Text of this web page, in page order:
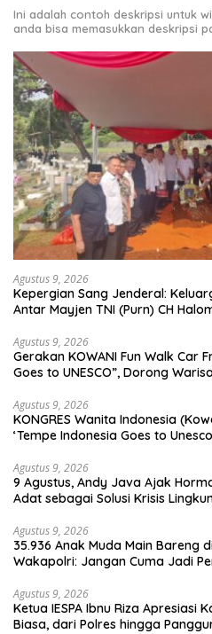
Ini adalah contoh deskripsi untuk
anda bisa memasukkan deskripsi
Agustus 9, 2026
Kepergian Sang Jenderal:
Antar Mayjen TNI (Purn) CH
Agustus 9, 2026
Gerakan KOWANI Fun Walk Car
Goes to UNESCO”, Dorong
Agustus 9, 2026
KONGRES Wanita Indonesia
‘Tempe Indonesia Goes to
Agustus 9, 2026
9 Agustus, Andy Java Ajak
Adat sebagai Solusi Krisis
Agustus 9, 2026
35.936 Anak Muda Main Bareng
Wakapolri: Jangan Cuma Jadi
Agustus 9, 2026
Ketua IESPA Ibnu Riza Apresiasi
Biasa, dari Polres hingga